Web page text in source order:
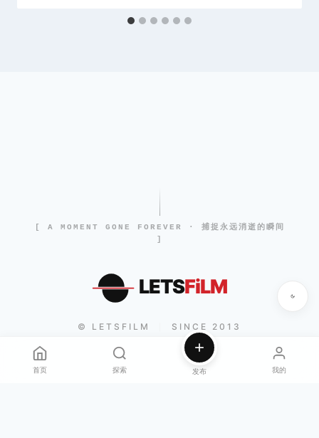
[ A MOMENT GONE FOREVER · 捕捉永远消逝的瞬间
]
LETSFiLM
© LETSFILM SINCE 2013
首页 探索 发布 我的